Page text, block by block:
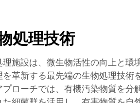
処理技術
施設は、微生物活性の向上と環
を革新する最先端の生物処理技術
プローチでは、有機汚染物質を分